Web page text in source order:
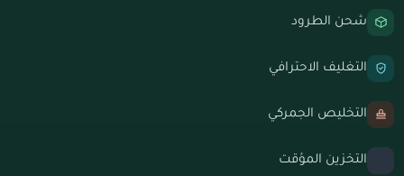
شحن الطرود
التغليف الاحترافي
التخليص الجمركي
التخزين المؤقت